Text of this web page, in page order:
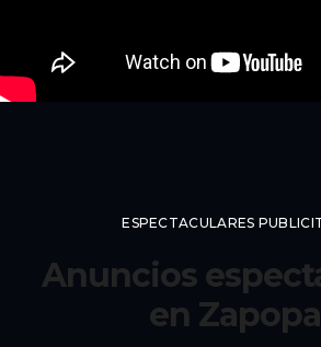
ESPECTACULARES
Anuncios
en